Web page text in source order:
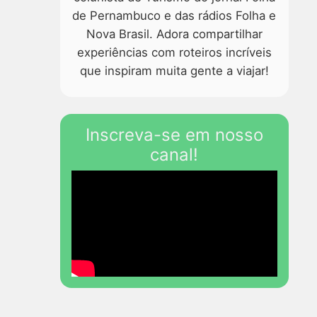
de Pernambuco e das rádios Folha e
Nova Brasil. Adora compartilhar
experiências com roteiros incríveis
que inspiram muita gente a viajar!
Inscreva-se em nosso
canal!